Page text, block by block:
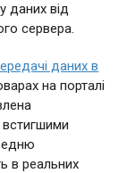
даних від
сервера.
даних в
на порталі
в реальних